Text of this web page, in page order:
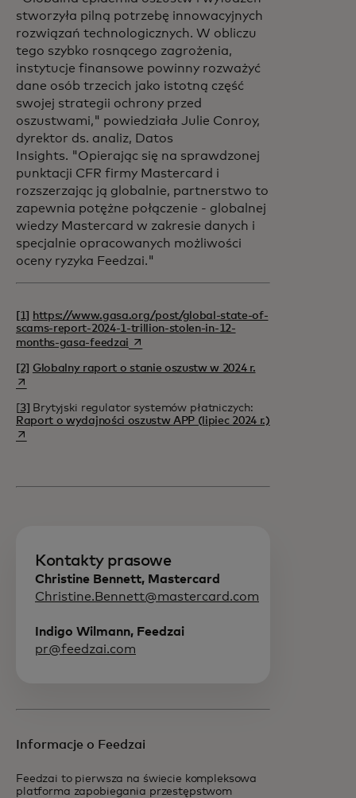
stworzyła pilną potrzebę innowacyjnych
rozwiązań technologicznych. W obliczu
tego szybko rosnącego zagrożenia,
instytucje finansowe powinny rozważyć
dane osób trzecich jako istotną część
swojej strategii ochrony przed
oszustwami," powiedziała Julie Conroy,
dyrektor ds. analiz, Datos
Insights. "Opierając się na sprawdzonej
punktacji CFR firmy Mastercard i
rozszerzając ją globalnie, partnerstwo to
zapewnia potężne połączenie - globalnej
wiedzy Mastercard w zakresie danych i
specjalnie opracowanych możliwości
oceny ryzyka Feedzai."
[1]
https://www.gasa.org/post/global-state-of-
scams-report-2024-1-trillion-stolen-in-12-
months-gasa-feedzaiopens in a new tab
[2] Globalny raport o stanie oszustw w 2024 r.opens in a new tab
3]
Brytyjski regulator systemów płatniczych:
Raport o wydajności oszustw APP (lipiec 2024 r.)opens in a new
Kontakty prasowe
Christine Bennett, Mastercard
Christine.Bennett@mastercard.com
Indigo Wilmann, Feedzai
pr@feedzai.com
Informacje o Feedzai
Feedzai to pierwsza na świecie kompleksowa
platforma zapobiegania przestępstwom